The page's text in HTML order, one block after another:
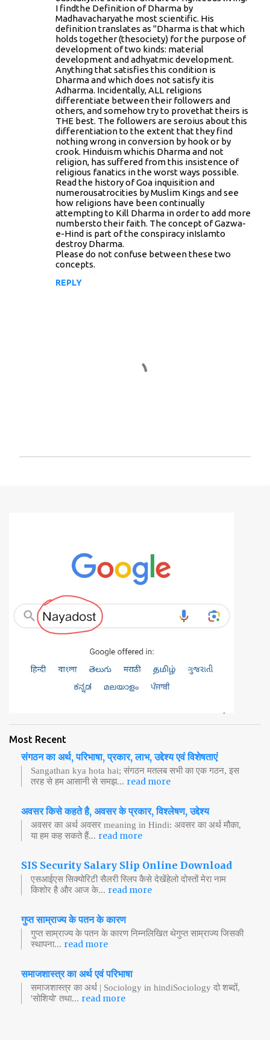
I findthe Definition of Dharma by
Madhavacharyathe most scientific. His
definition translates as "Dharma is that which
holds together (thesociety) for the purpose of
development of two kinds: material
development and adhyatmic development.
Anything that satisfies this condition is
Dharma and which does not satisfy itis
Adharma. Incidentally, ALL religions
differentiate between their followers and
others, and somehow try to provethat theirs is
THE best. The followers are seroius about this
differentiation to the extent that they find
nothing wrong in conversion by hook or by
crook. Hinduism whichis Dharma and not
religion, has suffered from this insistence of
religious fanatics in the worst ways possible.
Read the history of Goa inquisition and
numerousatrocities by Muslim Kings and see
how religions have been continually
attempting to Kill Dharma in order to add more
numbersto their faith. The concept of Gazwa-
e-Hind is part of the conspiracy inIslamto
destroy Dharma.
Please do not confuse between these two
concepts.
REPLY
Most Recent
संगठन का अर्थ, परिभाषा, प्रकार, लाभ, उद्देश्य एवं विशेषताएं
Sangathan kya hota hai; संगठन मतलब सभी का एक गठन, इस
तरह से हम आसानी से समझ... read more
अवसर किसे कहते है, अवसर के प्रकार, विश्लेषण, उद्देश्य
अवसर का अर्थ अवसर meaning in Hindi: अवसर का अर्थ मौका,
या हम कह सकते हैं... read more
SIS Security Salary Slip Online Download
एसआईएस सिक्योरिटी सैलरी स्लिप कैसे देखेंहेलो दोस्तों मेरा नाम
किशोर है और आज के... read more
गुप्त साम्राज्य के पतन के कारण
गुप्त साम्राज्य के पतन के कारण निम्नलिखित थेगुप्त साम्राज्य जिसकी
स्थापना... read more
समाजशास्त्र का अर्थ एवं परिभाषा
समाजशास्त्र का अर्थ | Sociology in hindiSociology दो शब्दों,
'सोशियो' तथा... read more